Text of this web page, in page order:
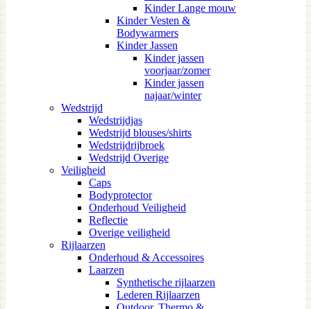
Kinder Lange mouw
Kinder Vesten &
Bodywarmers
Kinder Jassen
Kinder jassen
voorjaar/zomer
Kinder jassen
najaar/winter
Wedstrijd
Wedstrijdjas
Wedstrijd blouses/shirts
Wedstrijdrijbroek
Wedstrijd Overige
Veiligheid
Caps
Bodyprotector
Onderhoud Veiligheid
Reflectie
Overige veiligheid
Rijlaarzen
Onderhoud & Accessoires
Laarzen
Synthetische rijlaarzen
Lederen Rijlaarzen